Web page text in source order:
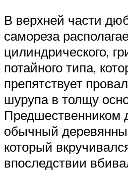
В верхней части
самореза
цилиндрического,
потайного типа,
препятствует
шурупа в толщу
Предшественником
обычный
который
впоследствии